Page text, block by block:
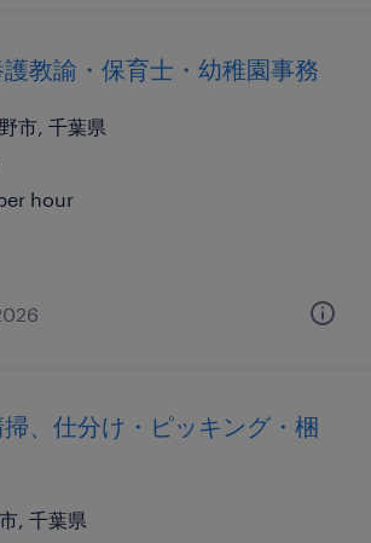
教諭・保育士・幼稚園事務
市, 千葉県
hour
、仕分け・ピッキング・梱
, 千葉県